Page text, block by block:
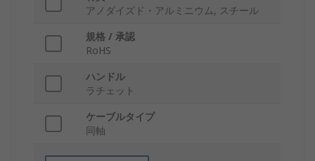
アノダイズド・アルミニウム, スチール
規格 / 承認
RoHS
ハンドル
ラチェット
ケーブルタイプ
同軸